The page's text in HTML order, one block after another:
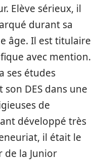
Elève sérieux, il
durant sa
âge. Il est titulaire
avec mention.
ses études
DES dans une
de
développé très
il était le
de la Junior